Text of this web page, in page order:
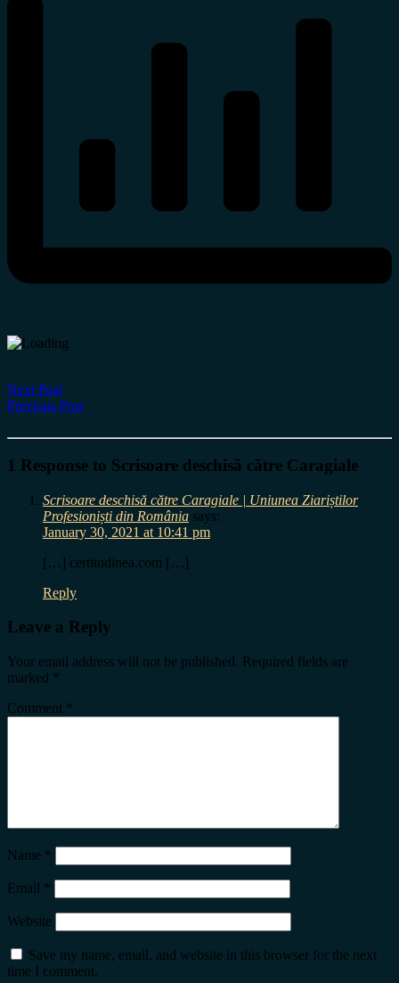
Next Post
Previous Post
1 Response to Scrisoare deschisă către Caragiale
Scrisoare deschisă către Caragiale | Uniunea Ziariștilor
Profesioniști din România says:
January 30, 2021 at 10:41 pm
[…] certitudinea.com […]
Reply
Leave a Reply
Your email address will not be published. Required fields are
marked *
Comment *
Name *
Email *
Website
Save my name, email, and website in this browser for the next
time I comment.